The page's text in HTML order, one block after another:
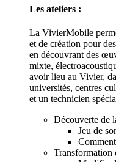
Les ateliers :
La VivierMobile
et de création pour
en découvrant des
mixte,
avoir lieu au Vivier,
universités, centres
et un technicien
Découverte de
Jeu de
Transformation